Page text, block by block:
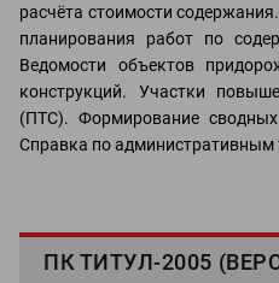
расчёта стоимости
планирования работ по
Ведомости объектов
конструкций. Участки
(ПТС). Формирование
Справка по
ПК ТИТУЛ-2005